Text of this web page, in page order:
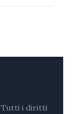
Tutti i diritti